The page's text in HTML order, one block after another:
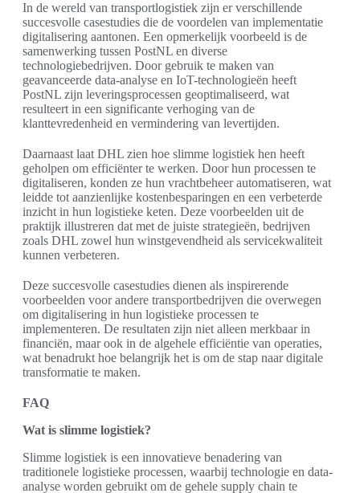
In de wereld van transportlogistiek zijn er verschillende
succesvolle casestudies die de voordelen van implementatie
digitalisering aantonen. Een opmerkelijk voorbeeld is de
samenwerking tussen PostNL en diverse
technologiebedrijven. Door gebruik te maken van
geavanceerde data-analyse en IoT-technologieën heeft
PostNL zijn leveringsprocessen geoptimaliseerd, wat
resulteert in een significante verhoging van de
klanttevredenheid en vermindering van levertijden.
Daarnaast laat DHL zien hoe slimme logistiek hen heeft
geholpen om efficiënter te werken. Door hun processen te
digitaliseren, konden ze hun vrachtbeheer automatiseren, wat
leidde tot aanzienlijke kostenbesparingen en een verbeterde
inzicht in hun logistieke keten. Deze voorbeelden uit de
praktijk illustreren dat met de juiste strategieën, bedrijven
zoals DHL zowel hun winstgevendheid als servicekwaliteit
kunnen verbeteren.
Deze succesvolle casestudies dienen als inspirerende
voorbeelden voor andere transportbedrijven die overwegen
om digitalisering in hun logistieke processen te
implementeren. De resultaten zijn niet alleen merkbaar in
financiën, maar ook in de algehele efficiëntie van operaties,
wat benadrukt hoe belangrijk het is om de stap naar digitale
transformatie te maken.
FAQ
Wat is slimme logistiek?
Slimme logistiek is een innovatieve benadering van
traditionele logistieke processen, waarbij technologie en data-
analyse worden gebruikt om de gehele supply chain te